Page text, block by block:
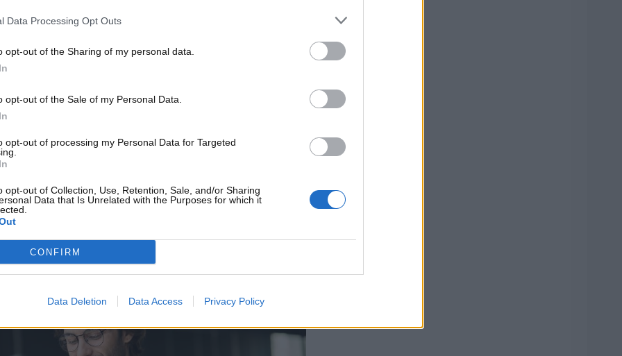
Data Processing Opt Outs
opt-out of the Sharing of my personal data.
opt-out of the Sale of my Personal Data.
opt-out of processing my Personal Data for Targeted
opt-out of Collection, Use, Retention, Sale, and/or Sharing
Data that Is Unrelated with the Purposes for which it
CONFIRM
Data Deletion Data Access Privacy Policy
del colore più dinamico e funzionale. Questo significa
con elementi visivi capaci di cambiare aspetto a
migliorando l’ergonomia e la sicurezza.
ci pensa Gemini
vocale. L’attuale
bordo delle auto.
dialogo, una comprensione contestuale più profonda
ampliando così l’accessibilità e la precisione delle
permetterà agli utenti di adattarsi gradualmente alle
durante la transizione.